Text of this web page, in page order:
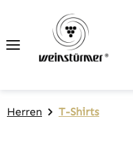
Zum Hauptinhalt springen
Herren T-Shirts